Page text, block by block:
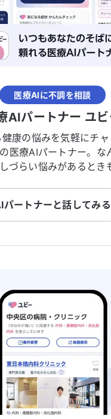
医療AIに不調を相談
AIパートナー ユ
康の悩みを気軽にチ
医療AIパートナー。な
づらい悩みがあるとき
パートナーと話してみる